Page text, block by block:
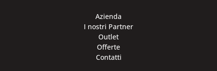
Azienda
I nostri Partner
Outlet
Offerte
Contatti